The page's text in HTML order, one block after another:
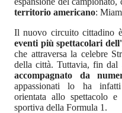
territorio americano:
Il nuovo circuito cittadino
eventi più spettacolari
che attraversa la celebre
della città. Tuttavia, fin dal
accompagnato da
appassionati lo ha
orientata allo spettacolo
sportiva della Formula 1.